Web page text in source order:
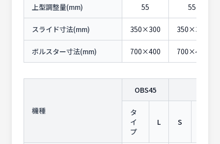
上型調整量(mm) 55 55
スライド寸法(mm) 350×300 350×300
ボルスター寸法(mm) 700×400 700×400
機種
OBS45
タ
イ
プ
L S